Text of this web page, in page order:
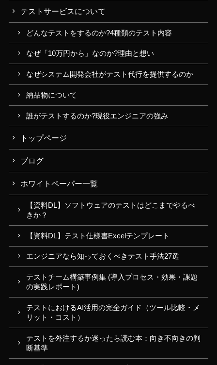
テストサービスについて
どんなテストをするのか?4種類のテスト内容
なぜ「10万円から」なのか?理由と想い
なぜシステム開発会社がテスト代行を提供するのか
納品物について
誰がテストするのか?現役エンジニアの強み
トップページ
ブログ
ホワイトペーパー一覧
【資料DL】ソフトウェアのテストはどこまでやるべ
きか？
【資料DL】テスト仕様書Excelテンプレート
エンジニアなら知っておくべきテスト手法27選
テストチーム構築事例集 (導入プロセス・効果・課題
の実践レポート)
テストにおけるAI活用の完全ガイド（ツール比較・メ
リット・コスト）
テストを外注するか迷ったら読む本：向き不向きの判
断基準